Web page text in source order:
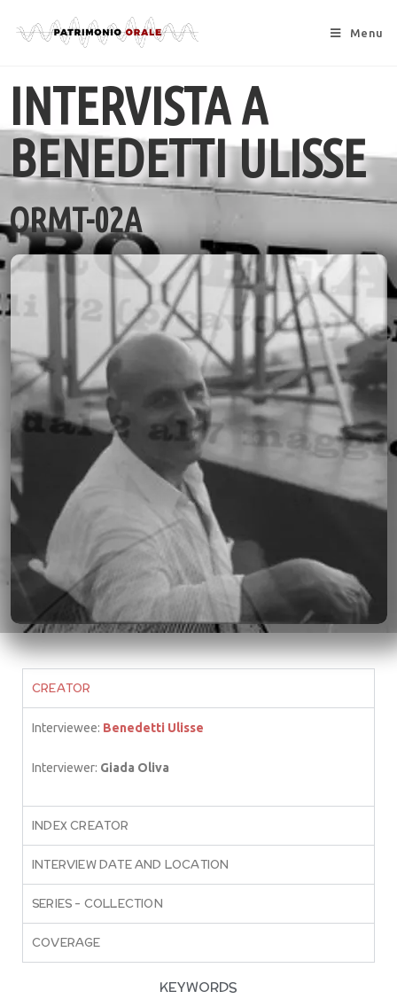
Menu
INTERVISTA A
BENEDETTI ULISSE
ORMT-02A
CREATOR
Interviewee: Benedetti Ulisse
Interviewer: Giada Oliva
INDEX CREATOR
INTERVIEW DATE AND LOCATION
SERIES – COLLECTION
COVERAGE
KEYWORDS